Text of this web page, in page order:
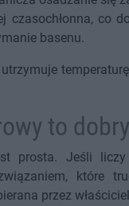
czasochłonna, co
basenu.
to
prosta. Jeśli
które
przez